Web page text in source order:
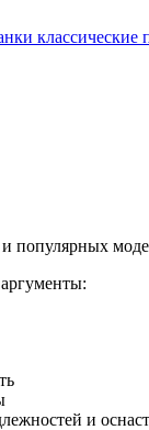
классические
и